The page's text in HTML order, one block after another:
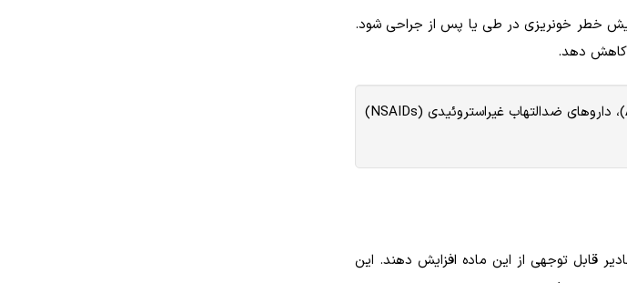
خطر خونریزی در طی یا پس از جراحی شود.
کاهش دهد.
لیمو می تواند با داروهایی مانند مهارکننده های آنزیم مبدل آنژیوتانسین (ACE inhibitors)، داروهای ضدالتهاب غیراستروئیدی (NSAIDs)
قابل توجهی از این ماده افزایش دهند. این